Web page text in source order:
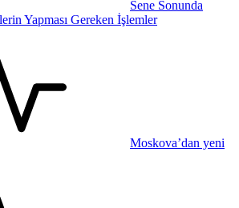
Sene Sonunda
Yapması Gereken İşlemler
Moskova’dan yeni